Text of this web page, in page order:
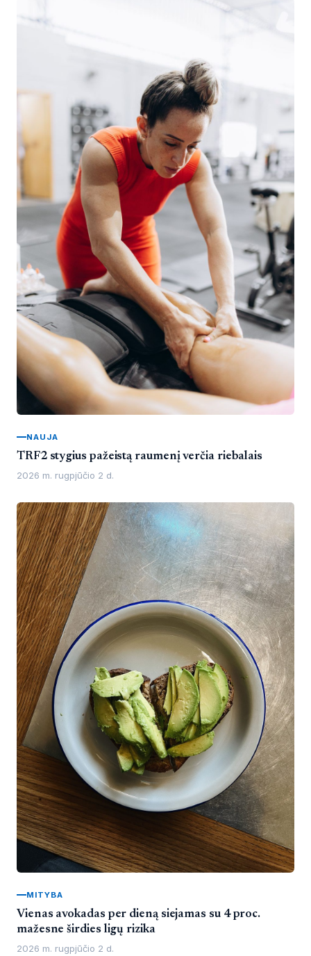
NAUJA
TRF2 stygius pažeistą raumenį verčia riebalais
2026 m. rugpjūčio 2 d.
MITYBA
Vienas avokadas per dieną siejamas su 4 proc.
mažesne širdies ligų rizika
2026 m. rugpjūčio 2 d.